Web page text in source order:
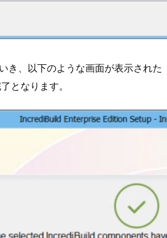
き、以下のような画面が表示された
となります。